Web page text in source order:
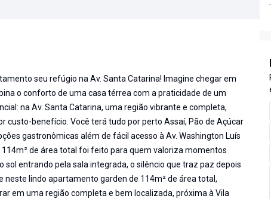
seu refúgio na Av. Santa Catarina! Imagine chegar em
o conforto de uma casa térrea com a praticidade de um
na Av. Santa Catarina, uma região vibrante e completa,
custo-benefício. Você terá tudo por perto Assaí, Pão de Açúcar
gastronômicas além de fácil acesso à Av. Washington Luís
de área total foi feito para quem valoriza momentos
entrando pela sala integrada, o silêncio que traz paz depois
neste lindo apartamento garden de 114m² de área total,
em uma região completa e bem localizada, próxima à Vila